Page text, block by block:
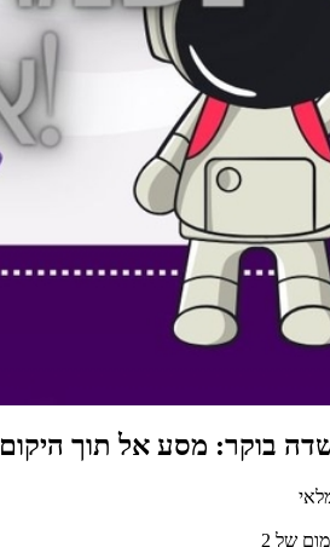
בוקר: מסע אל תוך היקום 29.8.2024
של 2